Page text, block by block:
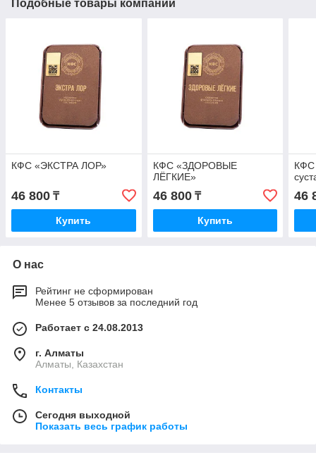
Подобные товары компании
КФС «ЭКСТРА ЛОР»
46 800 ₸
Купить
КФС «ЗДОРОВЫЕ
ЛЁГКИЕ»
46 800₸
Купить
КФС
46
О нас
Рейтинг не сформирован
Менее 5 отзывов за последний год
Работает с 24.08.2013
г. Алматы
Алматы, Казахстан
Контакты
Сегодня выходной
Показать весь график работы